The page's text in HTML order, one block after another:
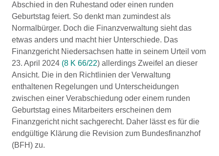
Abschied in den Ruhestand oder einen runden
Geburtstag feiert. So denkt man zumindest als
Normalbürger. Doch die Finanzverwaltung sieht das
etwas anders und macht hier Unterschiede. Das
Finanzgericht Niedersachsen hatte in seinem Urteil vom
23. April 2024 (8 K 66/22) allerdings Zweifel an dieser
Ansicht. Die in den Richtlinien der Verwaltung
enthaltenen Regelungen und Unterscheidungen
zwischen einer Verabschiedung oder einem runden
Geburtstag eines Mitarbeiters erscheinen dem
Finanzgericht nicht sachgerecht. Daher lässt es für die
endgültige Klärung die Revision zum Bundesfinanzhof
(BFH) zu.